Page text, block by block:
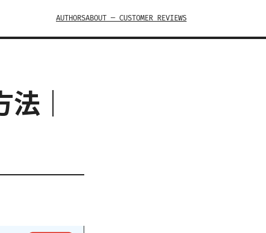
AUTHORSABOUT — CUSTOMER REVIEWS
｜